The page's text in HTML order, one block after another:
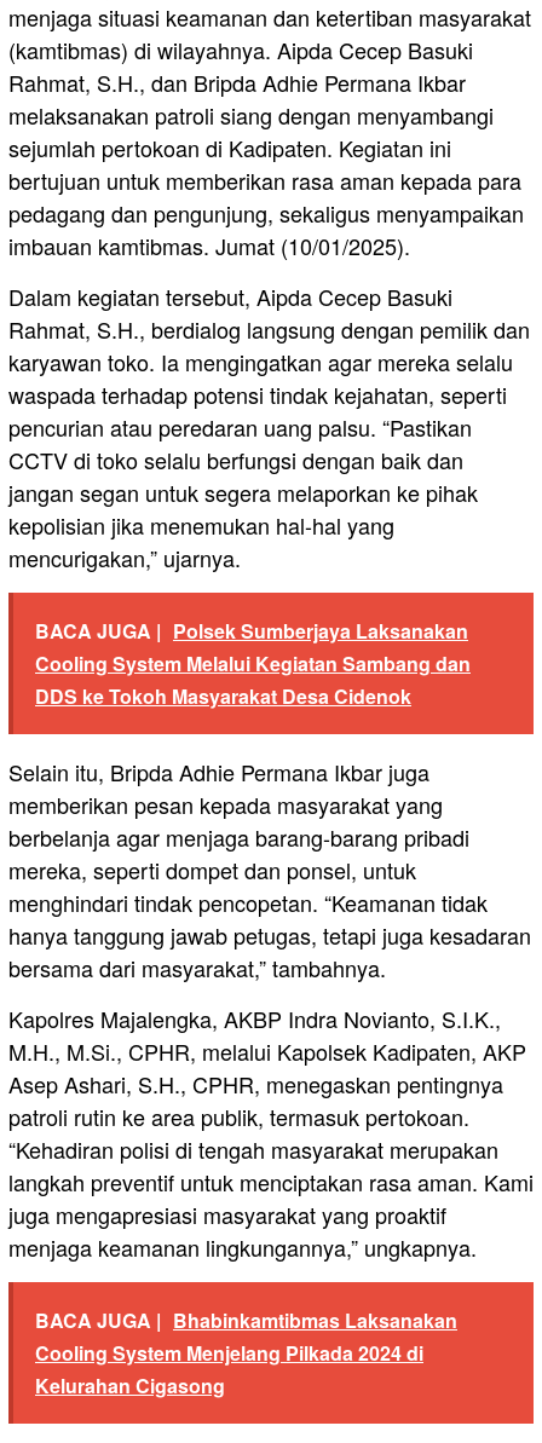
menjaga situasi keamanan dan ketertiban masyarakat
(kamtibmas) di wilayahnya. Aipda Cecep Basuki
Rahmat, S.H., dan Bripda Adhie Permana Ikbar
melaksanakan patroli siang dengan menyambangi
sejumlah pertokoan di Kadipaten. Kegiatan ini
bertujuan untuk memberikan rasa aman kepada para
pedagang dan pengunjung, sekaligus menyampaikan
imbauan kamtibmas. Jumat (10/01/2025).
Dalam kegiatan tersebut, Aipda Cecep Basuki
Rahmat, S.H., berdialog langsung dengan pemilik dan
karyawan toko. Ia mengingatkan agar mereka selalu
waspada terhadap potensi tindak kejahatan, seperti
pencurian atau peredaran uang palsu. “Pastikan
CCTV di toko selalu berfungsi dengan baik dan
jangan segan untuk segera melaporkan ke pihak
kepolisian jika menemukan hal-hal yang
mencurigakan,” ujarnya.
BACA JUGA | Polsek Sumberjaya Laksanakan
Cooling System Melalui Kegiatan Sambang dan
DDS ke Tokoh Masyarakat Desa Cidenok
Selain itu, Bripda Adhie Permana Ikbar juga
memberikan pesan kepada masyarakat yang
berbelanja agar menjaga barang-barang pribadi
mereka, seperti dompet dan ponsel, untuk
menghindari tindak pencopetan. “Keamanan tidak
hanya tanggung jawab petugas, tetapi juga kesadaran
bersama dari masyarakat,” tambahnya.
Kapolres Majalengka, AKBP Indra Novianto, S.I.K.,
M.H., M.Si., CPHR, melalui Kapolsek Kadipaten, AKP
Asep Ashari, S.H., CPHR, menegaskan pentingnya
patroli rutin ke area publik, termasuk pertokoan.
“Kehadiran polisi di tengah masyarakat merupakan
langkah preventif untuk menciptakan rasa aman. Kami
juga mengapresiasi masyarakat yang proaktif
menjaga keamanan lingkungannya,” ungkapnya.
BACA JUGA | Bhabinkamtibmas Laksanakan
Cooling System Menjelang Pilkada 2024 di
Kelurahan Cigasong